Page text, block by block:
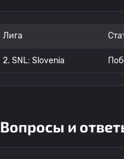
Лига
2. SNL: Slovenia
Вопросы и